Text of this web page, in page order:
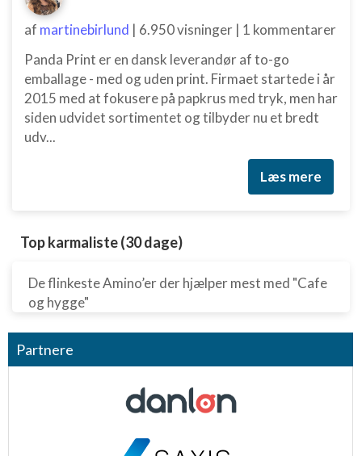
af martinebirlund | 6.950 visninger | 1 kommentarer
Panda Print er en dansk leverandør af to-go
emballage - med og uden print. Firmaet startede i år
2015 med at fokusere på papkrus med tryk, men har
siden udvidet sortimentet og tilbyder nu et bredt
udv...
Læs mere
Top karmaliste (30 dage)
De flinkeste Amino’er der hjælper mest med "Cafe
og hygge"
Partnere